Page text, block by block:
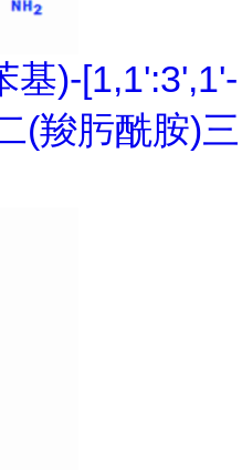
基)-[1,1':3',1'-
(羧肟酰胺)三